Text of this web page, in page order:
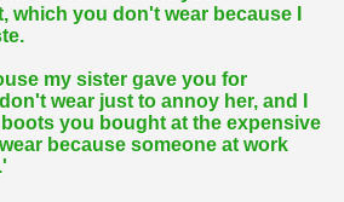
which you don't wear because I
my sister gave you for
wear just to annoy her, and I
you bought at the expensive
because someone at work